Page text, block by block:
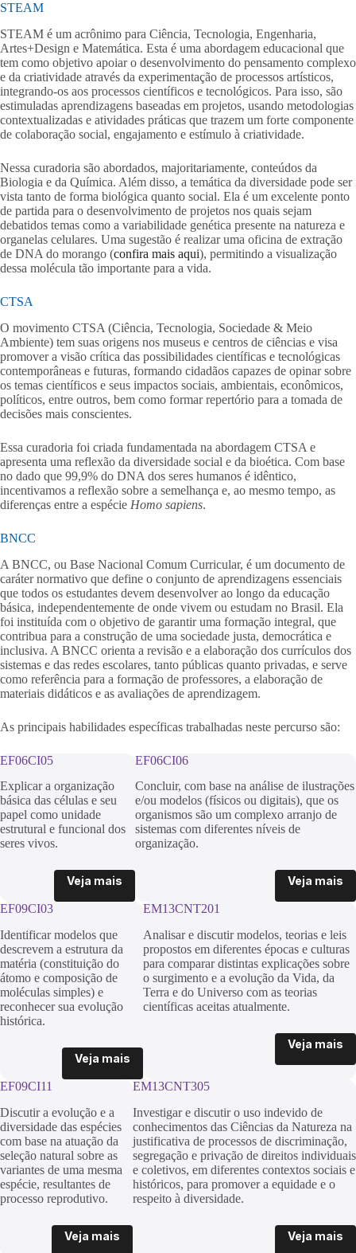
STEAM
STEAM é um acrônimo para Ciência, Tecnologia, Engenharia,
Artes+Design e Matemática. Esta é uma abordagem educacional que
tem como objetivo apoiar o desenvolvimento do pensamento complexo
e da criatividade através da experimentação de processos artísticos,
integrando-os aos processos científicos e tecnológicos. Para isso, são
estimuladas aprendizagens baseadas em projetos, usando metodologias
contextualizadas e atividades práticas que trazem um forte componente
de colaboração social, engajamento e estímulo à criatividade.
Nessa curadoria são abordados, majoritariamente, conteúdos da
Biologia e da Química. Além disso, a temática da diversidade pode ser
vista tanto de forma biológica quanto social. Ela é um excelente ponto
de partida para o desenvolvimento de projetos nos quais sejam
debatidos temas como a variabilidade genética presente na natureza e
organelas celulares. Uma sugestão é realizar uma oficina de extração
de DNA do morango (confira mais aqui), permitindo a visualização
dessa molécula tão importante para a vida.
CTSA
O movimento CTSA (Ciência, Tecnologia, Sociedade & Meio
Ambiente) tem suas origens nos museus e centros de ciências e visa
promover a visão crítica das possibilidades científicas e tecnológicas
contemporâneas e futuras, formando cidadãos capazes de opinar sobre
os temas científicos e seus impactos sociais, ambientais, econômicos,
políticos, entre outros, bem como formar repertório para a tomada de
decisões mais conscientes.
Essa curadoria foi criada fundamentada na abordagem CTSA e
apresenta uma reflexão da diversidade social e da bioética. Com base
no dado que 99,9% do DNA dos seres humanos é idêntico,
incentivamos a reflexão sobre a semelhança e, ao mesmo tempo, as
diferenças entre a espécie Homo sapiens.
BNCC
A BNCC, ou Base Nacional Comum Curricular, é um documento de
caráter normativo que define o conjunto de aprendizagens essenciais
que todos os estudantes devem desenvolver ao longo da educação
básica, independentemente de onde vivem ou estudam no Brasil. Ela
foi instituída com o objetivo de garantir uma formação integral, que
contribua para a construção de uma sociedade justa, democrática e
inclusiva. A BNCC orienta a revisão e a elaboração dos currículos dos
sistemas e das redes escolares, tanto públicas quanto privadas, e serve
como referência para a formação de professores, a elaboração de
materiais didáticos e as avaliações de aprendizagem.
As principais habilidades específicas trabalhadas neste percurso são:
EF06CI05
Explicar a organização
básica das células e seu
papel como unidade
estrutural e funcional dos
seres vivos.
Veja mais
EF06CI06
Concluir, com base na análise de ilustrações
e/ou modelos (físicos ou digitais), que os
organismos são um complexo arranjo de
sistemas com diferentes níveis de
organização.
Veja mais
EF09CI03
Identificar modelos que
descrevem a estrutura da
matéria (constituição do
átomo e composição de
moléculas simples) e
reconhecer sua evolução
histórica.
Veja mais
EM13CNT201
Analisar e discutir modelos, teorias e leis
propostos em diferentes épocas e culturas
para comparar distintas explicações sobre
o surgimento e a evolução da Vida, da
Terra e do Universo com as teorias
científicas aceitas atualmente.
Veja mais
EF09CI11
Discutir a evolução e a
diversidade das espécies
com base na atuação da
seleção natural sobre as
variantes de uma mesma
espécie, resultantes de
processo reprodutivo.
Veja mais
EM13CNT305
Investigar e discutir o uso indevido de
conhecimentos das Ciências da Natureza na
justificativa de processos de discriminação,
segregação e privação de direitos individuais
e coletivos, em diferentes contextos sociais e
históricos, para promover a equidade e o
respeito à diversidade.
Veja mais